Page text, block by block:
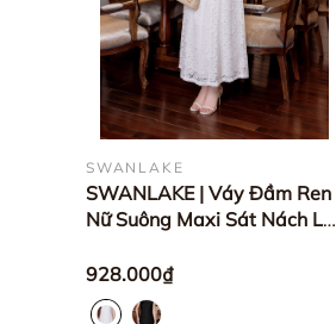
SWANLAKE
SWANLAKE | Váy Đầm Ren
Nữ Suông Maxi Sát Nách Lót
Sang Trọng Cổ Tròn
D12998LW01
928.000₫